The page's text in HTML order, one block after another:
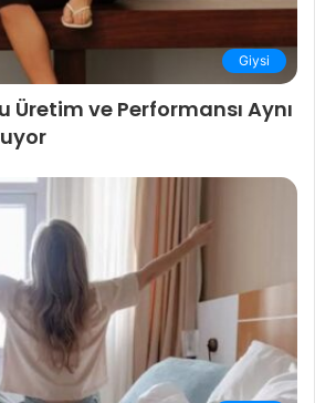
Giysi
Üretim ve Performansı Aynı